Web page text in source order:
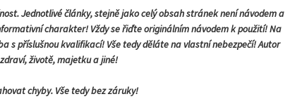
Jednotlivé články, stejně jako celý obsah stránek není návodem a
charakter! Vždy se řiďte originálním návodem k použití! Na
s příslušnou kvalifikací! Vše tedy děláte na vlastní nebezpečí! Autor
životě, majetku a jiné!
chyby. Vše tedy bez záruky!